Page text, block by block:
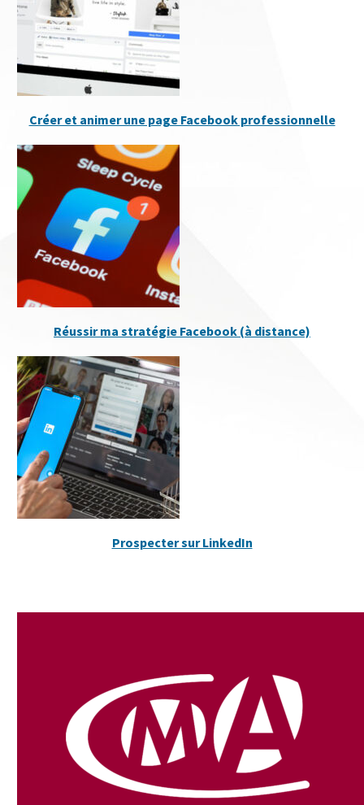
Créer et animer une page Facebook professionnelle
Réussir ma stratégie Facebook (à distance)
Prospecter sur LinkedIn